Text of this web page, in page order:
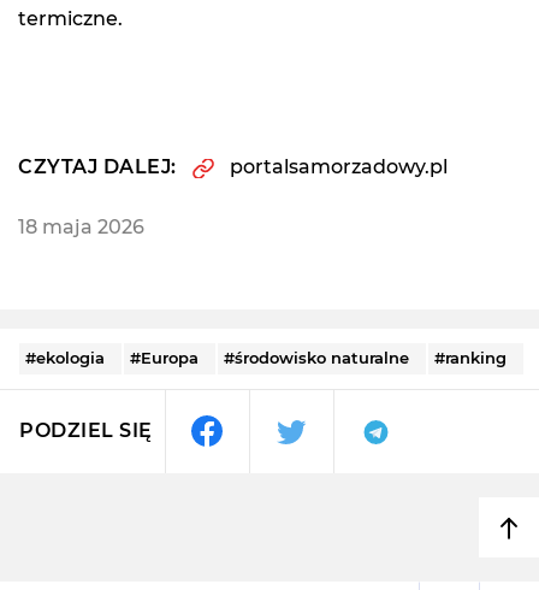
termiczne.
CZYTAJ DALEJ: portalsamorzadowy.pl
18 maja 2026
#ekologia #Europa #środowisko naturalne #ranking
PODZIEL SIĘ